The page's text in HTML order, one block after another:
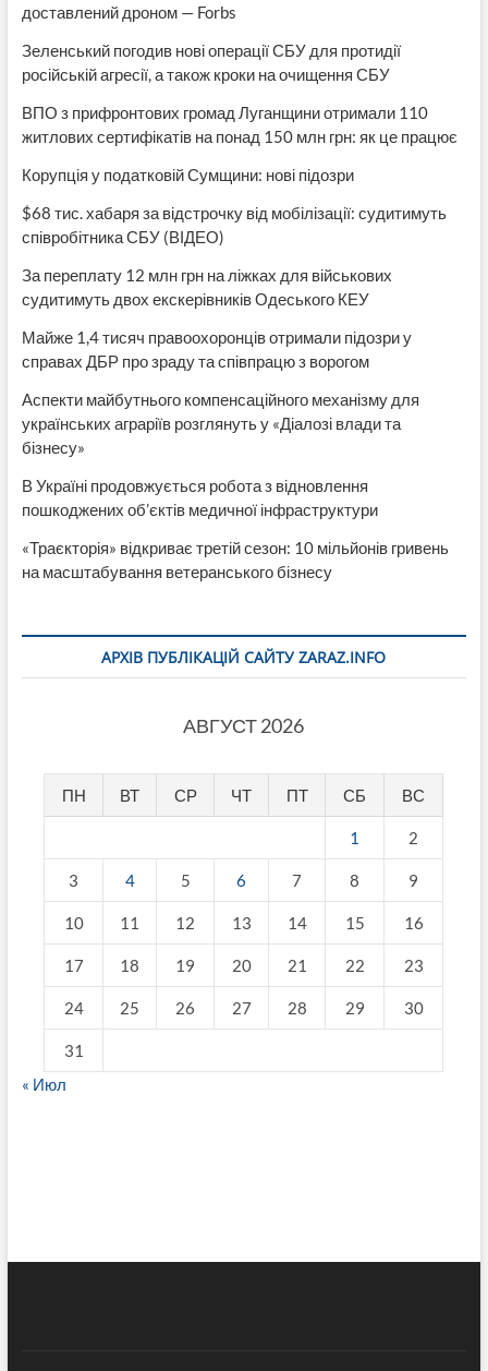
доставлений дроном — Forbs
Зеленський погодив нові операції СБУ для протидії
російській агресії, а також кроки на очищення СБУ
ВПО з прифронтових громад Луганщини отримали 110
житлових сертифікатів на понад 150 млн грн: як це працює
Корупція у податковій Сумщини: нові підозри
$68 тис. хабаря за відстрочку від мобілізації: судитимуть
співробітника СБУ (ВІДЕО)
За переплату 12 млн грн на ліжках для військових
судитимуть двох екскерівників Одеського КЕУ
Майже 1,4 тисяч правоохоронців отримали підозри у
справах ДБР про зраду та співпрацю з ворогом
Аспекти майбутнього компенсаційного механізму для
українських аграріїв розглянуть у «Діалозі влади та
бізнесу»
В Україні продовжується робота з відновлення
пошкоджених об’єктів медичної інфраструктури
«Траєкторія» відкриває третій сезон: 10 мільйонів гривень
на масштабування ветеранського бізнесу
АРХІВ ПУБЛІКАЦІЙ САЙТУ ZARAZ.INFO
АВГУСТ 2026
ПН ВТ СР ЧТ ПТ СБ ВС
1 2
3 4 5 6 7 8 9
10 11 12 13 14 15 16
17 18 19 20 21 22 23
24 25 26 27 28 29 30
31
« Июл